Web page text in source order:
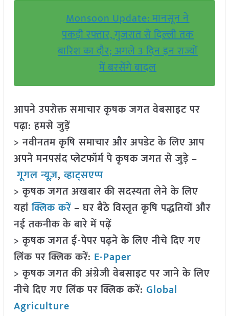
Monsoon Update: मानसून ने
पकड़ी रफ्तार, गुजरात से दिल्ली तक
बारिश का दौर; अगले 3 दिन इन राज्यों
में बरसेंगे बादल
आपने उपरोक्त समाचार कृषक जगत वेबसाइट पर
पढ़ा: हमसे जुड़ें
> नवीनतम कृषि समाचार और अपडेट के लिए आप
अपने मनपसंद प्लेटफॉर्म पे कृषक जगत से जुड़े –
गूगल न्यूज़,व्हाट्सएप्प
> कृषक जगत अखबार की सदस्यता लेने के लिए
यहांक्लिक करें– घर बैठे विस्तृत कृषि पद्धतियों और
नई तकनीक के बारे में पढ़ें
> कृषक जगत ई-पेपर पढ़ने के लिए नीचे दिए गए
लिंक पर क्लिक करें: E-Paper
> कृषक जगत की अंग्रेजी वेबसाइट पर जाने के लिए
नीचे दिए गए लिंक पर क्लिक करें: Global
Agriculture